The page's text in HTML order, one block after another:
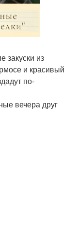
закуски из
и красивый
по-
вечера друг